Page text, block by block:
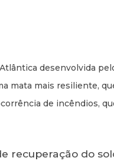
desenvolvida
mata mais resiliente,
de incêndios,
recuperação do